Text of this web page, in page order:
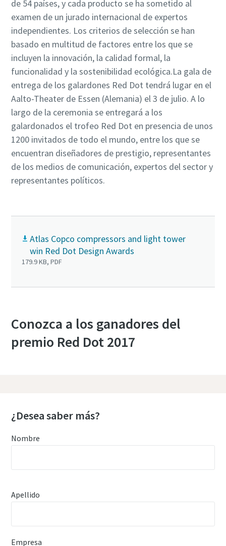
de 54 países, y cada producto se ha sometido al
examen de un jurado internacional de expertos
independientes. Los criterios de selección se han
basado en multitud de factores entre los que se
incluyen la innovación, la calidad formal, la
funcionalidad y la sostenibilidad ecológica.La gala de
entrega de los galardones Red Dot tendrá lugar en el
Aalto-Theater de Essen (Alemania) el 3 de julio. A lo
largo de la ceremonia se entregará a los
galardonados el trofeo Red Dot en presencia de unos
1200 invitados de todo el mundo, entre los que se
encuentran diseñadores de prestigio, representantes
de los medios de comunicación, expertos del sector y
representantes políticos.
Atlas Copco compressors and light tower
win Red Dot Design Awards
179.9 KB, PDF
Conozca a los ganadores del
premio Red Dot 2017
¿Desea saber más?
Nombre
Apellido
Empresa